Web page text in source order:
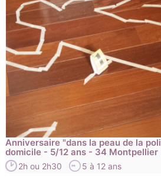
Anniversaire "dans la peau de la
domicile - 5/12 ans - 34 Montpellier
2h ou 2h30 5 à 12 ans